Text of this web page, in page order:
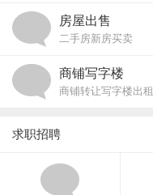
房屋出售
二手房新房买卖
商铺写字楼
商铺转让写字楼出租
求职招聘